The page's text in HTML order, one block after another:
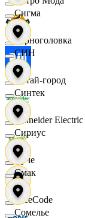
Черноголовка
Читай-город
Schneider Electric
Ярче
FaceCode
Сигма
СИН
Синтек
Сириус
Смак
Сомелье